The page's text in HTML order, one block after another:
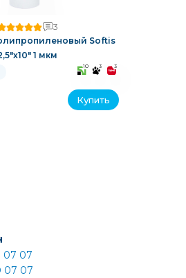
3
Softis
1 мкм
10 3 3
Купить
07 07
07 07